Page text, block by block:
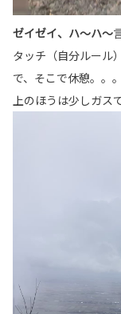
ゼイゼイ、ハ～ハ～
タッチ（自分ルール
で、そこで休憩。。。
上のほうは少しガス